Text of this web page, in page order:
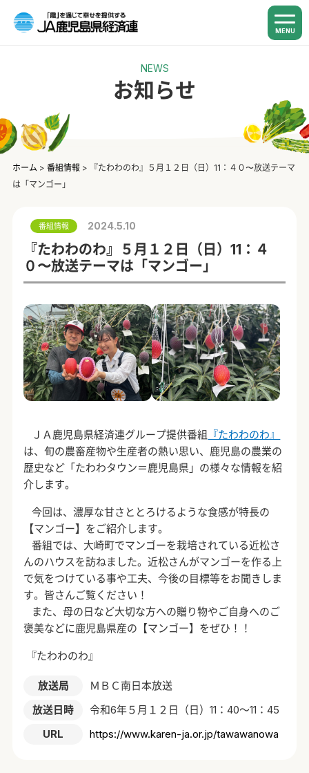
MENU
NEWS
お知らせ
ホーム > 番組情報 >
『たわわのわ』５月１２日（日）11：４０〜放送テーマ
は「マンゴー」
番組情報 2024.5.10
『たわわのわ』５月１２日（日）11：４
０〜放送テーマは「マンゴー」
ＪＡ鹿児島県経済連グループ提供番組 『たわわのわ』
は、旬の農畜産物や生産者の熱い思い、鹿児島の農業の
歴史など「たわわタウン＝鹿児島県」の様々な情報を紹
介します。
今回は、濃厚な甘さととろけるような食感が特長の
【マンゴー】をご紹介します。
番組では、大崎町でマンゴーを栽培されている近松さ
んのハウスを訪ねました。近松さんがマンゴーを作る上
で気をつけている事や工夫、今後の目標等をお聞きしま
す。皆さんご覧ください！
また、母の日など大切な方への贈り物やご自身へのご
褒美などに鹿児島県産の【マンゴー】をぜひ！！
『たわわのわ』
放送局
ＭＢＣ南日本放送
放送日時
令和6年５月１２日（日）11：40～11：45
URL
https://www.karen-ja.or.jp/tawawanowa